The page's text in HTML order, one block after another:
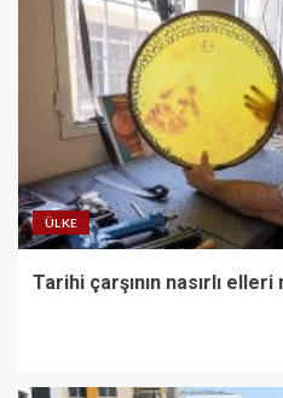
ÜLKE
Tarihi çarşının nasırlı